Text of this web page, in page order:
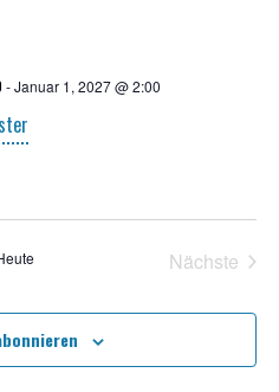
-Januar 1, 2027 @ 2:00
Nächste